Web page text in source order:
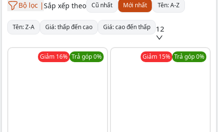
Bộ lọc |Sắp xếp theo Cũ nhất Mới nhất Tên: A-Z
Tên: Z-A Giá: thấp đến cao Giá: cao đến thấp 12
Giảm 16% Trả góp 0% Giảm 15% Trả góp 0%